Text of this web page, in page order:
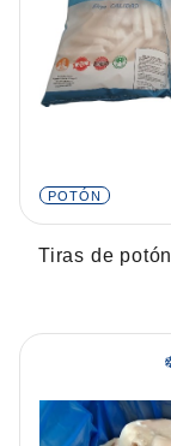
POTÓN
Tiras de potón